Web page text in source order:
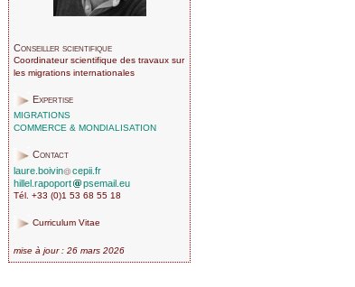
Conseiller scientifique
Coordinateur scientifique des travaux sur
les migrations internationales
Expertise
MIGRATIONS
COMMERCE & MONDIALISATION
Contact
laure.boivin
cepii.fr
hillel.rapoport
psemail.eu
Tél. +33 (0)1 53 68 55 18
Curriculum Vitae
mise à jour : 26 mars 2026